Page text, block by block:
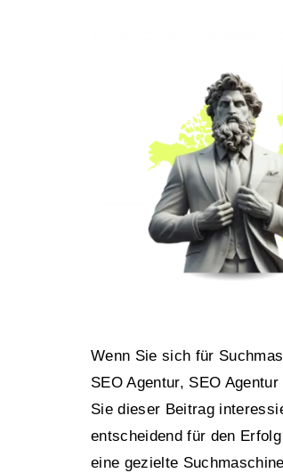
Wenn Sie sich für
SEO Agentur, SEO
Sie dieser Beitrag
entscheidend für den
eine gezielte